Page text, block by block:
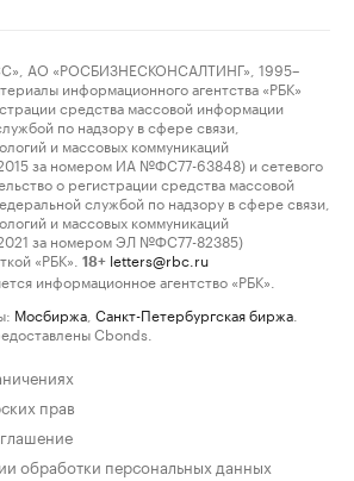
АО «РОСБИЗНЕСКОНСАЛТИНГ», 1995–
информационного агентства «РБК»
средства массовой информации
по надзору в сфере связи,
и массовых коммуникаций
за номером ИА №ФС77-63848) и сетевого
о регистрации средства массовой
службой по надзору в сфере связи,
и массовых коммуникаций
за номером ЭЛ №ФС77-82385)
«РБК».
18+ letters@rbc.ru
информационное агентство «РБК».
Мосбиржа Санкт-Петербургская биржа
Cbonds.
прав
обработки персональных данных